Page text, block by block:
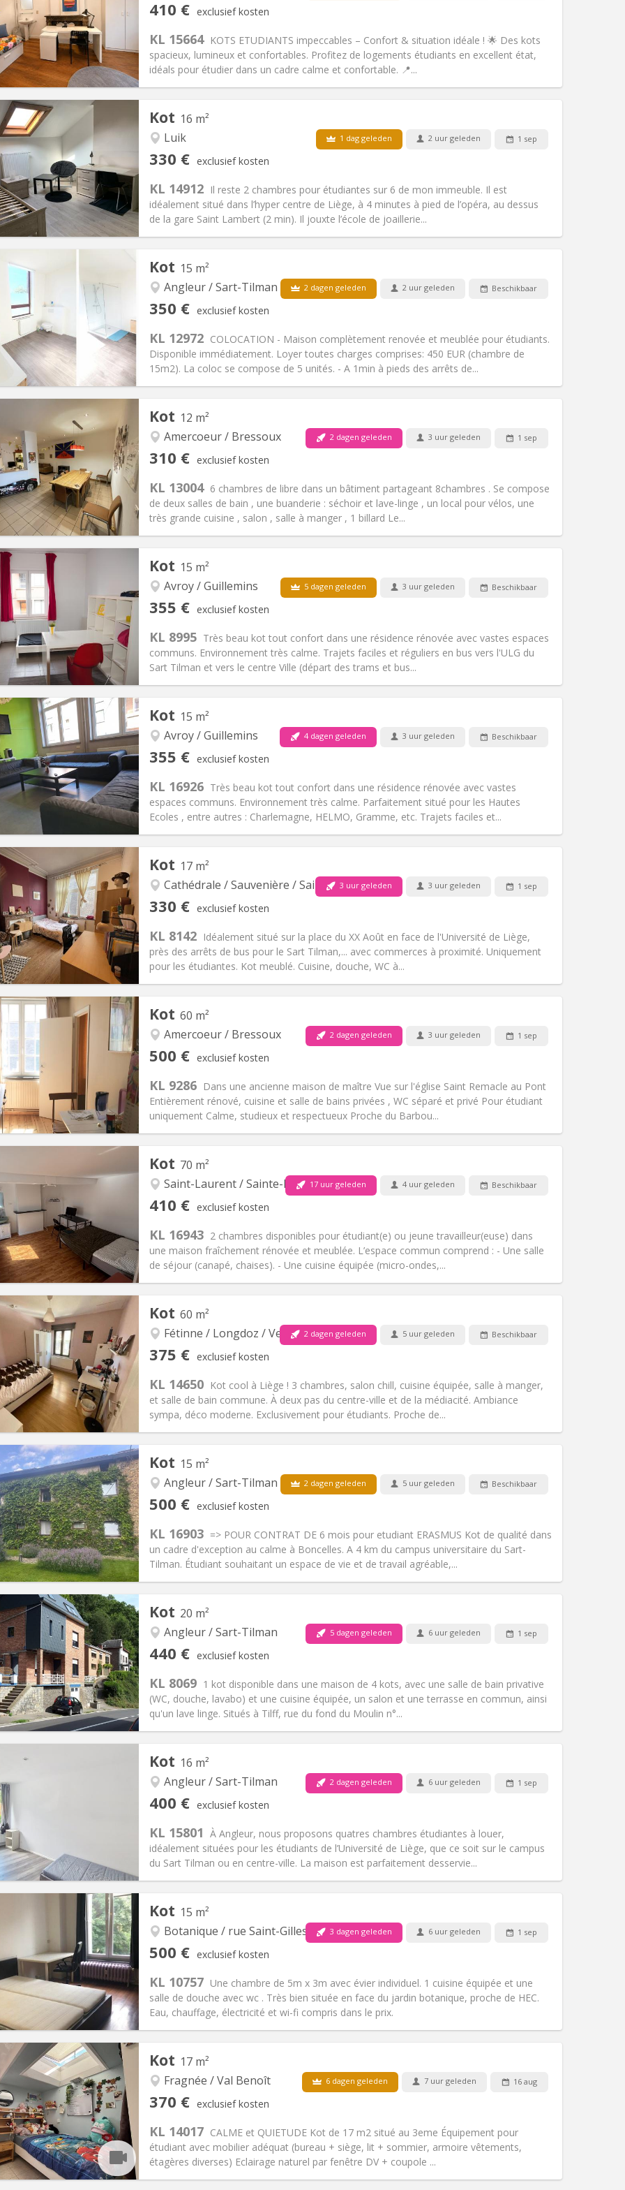
Informatie
410 € exclusief kosten
KL 15664 KOTS ETUDIANTS impeccables – Confort & situation idéale ! 🌟 Des kots
spacieux, lumineux et confortables. Profitez de logements étudiants en excellent état,
idéals pour étudier dans un cadre calme et confortable. 📍...
Informatie
€
130 €
maanden
Nee
Keuken:
Oppervlakte:
Sfeer:Ernstig
Toegang voor PBM:Nee
Kot 16 m²
Luik
330 € exclusief kosten
1 dag geleden 2 uur geleden 1 sep
KL 14912 Il reste 2 chambres pour étudiantes sur 6 de mon immeuble. Il est
idéalement situé dans l’hyper centre de Liège, à 4 minutes à pied de l’opéra, au dessus
de la gare Saint Lambert (2 min). Il jouxte l’école de joaillerie...
Informatie
€
150 €
maanden
Badkamer:
Keuken: Gemeenschappelijk
Oppervlakte:
Sfeer:
Toegang voor PBM:Nee
Kot 15 m²
Angleur / Sart-Tilman
350 € exclusief kosten
2 dagen geleden 2 uur geleden Beschikbaar
KL 12972 COLOCATION - Maison complètement renovée et meublée pour étudiants.
Disponible immédiatement. Loyer toutes charges comprises: 450 EUR (chambre de
15m2). La coloc se compose de 5 unités. - A 1min à pieds des arrêts de...
Informatie
€
100 €
maanden, 11 maanden, 10
5-6 maanden,
Met voorwaarden
Inrichting
Keuken:Gemeenschappelijk
Private kamers:1
Andere
Toegang voor PBM:
Roker:Rookvrij
Kot 12 m²
Amercoeur / Bressoux
310 € exclusief kosten
2 dagen geleden 3 uur geleden 1 sep
KL 13004 6 chambres de libre dans un bâtiment partageant 8chambres . Se compose
de deux salles de bain , une buanderie : séchoir et lave-linge , un local pour vélos, une
très grande cuisine , salon , salle à manger , 1 billard Le...
Informatie
€
90 €
maanden
Nee
Badkamer: Gemeenschappelijk
Keuken:Gemeenschappelijk
Oppervlakte:
Sfeer:
Toegang voor PBM:Nee
Kot 15 m²
Avroy / Guillemins
355 € exclusief kosten
5 dagen geleden 3 uur geleden Beschikbaar
KL 8995 Très beau kot tout confort dans une résidence rénovée avec vastes espaces
communs. Environnement très calme. Trajets faciles et réguliers en bus vers l'ULG du
Sart Tilman et vers le centre Ville (départ des trams et bus...
Informatie
€
65 €
maanden
Met voorwaarden
Inrichting
Badkamer:Gemeenschappelijk
Keuken: Gemeenschappelijk
Oppervlakte:15 m2
Private kamers:
Andere
gemeenschappelijk, rustig
Toegang voor PBM:Nee
Kot 15 m²
Avroy / Guillemins
355 € exclusief kosten
4 dagen geleden 3 uur geleden Beschikbaar
KL 16926 Très beau kot tout confort dans une résidence rénovée avec vastes
espaces communs. Environnement très calme. Parfaitement situé pour les Hautes
Ecoles , entre autres : Charlemagne, HELMO, Gramme, etc. Trajets faciles et...
Informatie
€
65 €
maanden
Met voorwaarden
Keuken:Gemeenschappelijk
Oppervlakte:
Sfeer:Hartelijk, rustig, ernstig
Toegang voor PBM:Nee
Kot 17 m²
Cathédrale / Sauvenière / Saint-Denis
330 € exclusief kosten
3 uur geleden 3 uur geleden 1 sep
KL 8142 Idéalement situé sur la place du XX Août en face de l'Université de Liège,
près des arrêts de bus pour le Sart Tilman,... avec commerces à proximité. Uniquement
pour les étudiantes. Kot meublé. Cuisine, douche, WC à...
Informatie
45 €
maanden
Nee
Gemeenschappelijk
Keuken:Gemeenschappelijk
Oppervlakte:
Sfeer:Ernstig
Toegang voor PBM:Nee
Kot 60 m²
Amercoeur / Bressoux
500 € exclusief kosten
2 dagen geleden 3 uur geleden 1 sep
KL 9286 Dans une ancienne maison de maître Vue sur l'église Saint Remacle au Pont
Entièrement rénové, cuisine et salle de bains privées , WC séparé et privé Pour étudiant
uniquement Calme, studieux et respectueux Proche du Barbou...
Informatie
€
50 € Keuken: Privé (aparte kamer)
Oppervlakte:
Sfeer:
Toegang voor PBM:Nee
Kot 70 m²
Saint-Laurent / Sainte-Marguerite
410 € exclusief kosten
17 uur geleden 4 uur geleden Beschikbaar
KL 16943 2 chambres disponibles pour étudiant(e) ou jeune travailleur(euse) dans
une maison fraîchement rénovée et meublée. L’espace commun comprend : - Une salle
de séjour (canapé, chaises). - Une cuisine équipée (micro-ondes,...
Informatie
€
100 €
maanden, 10 maanden
Nee
Inrichting
Badkamer:Gemeenschappelijk
Gemeenschappelijk
Oppervlakte:70 m2
Private kamers:
Andere
hartelijk, ernstig
Toegang voor PBM:Nee
Kot 60 m²
Fétinne / Longdoz / Vennes
375 € exclusief kosten
2 dagen geleden 5 uur geleden Beschikbaar
KL 14650 Kot cool à Liège ! 3 chambres, salon chill, cuisine équipée, salle à manger,
et salle de bain commune. À deux pas du centre-ville et de la médiacité. Ambiance
sympa, déco moderne. Exclusivement pour étudiants. Proche de...
Informatie
€
75 €
maanden
Nee
Badkamer: Gemeenschappelijk
Keuken: Gemeenschappelijk
Oppervlakte:
Sfeer:
Toegang voor PBM:Nee
Kot 15 m²
Angleur / Sart-Tilman
500 € exclusief kosten
2 dagen geleden 5 uur geleden Beschikbaar
KL 16903 => POUR CONTRAT DE 6 mois pour etudiant ERASMUS Kot de qualité dans
un cadre d'exception au calme à Boncelles. A 4 km du campus universitaire du Sart-
Tilman. Étudiant souhaitant un espace de vie et de travail agréable,...
Informatie
€
100 €
maanden
Met voorwaarden
Badkamer:
Keuken: Gemeenschappelijk
Oppervlakte:
Sfeer:Hartelijk, rustig, ernstig
Toegang voor PBM:Nee
Kot 20 m²
Angleur / Sart-Tilman
440 € exclusief kosten
5 dagen geleden 6 uur geleden 1 sep
KL 8069 1 kot disponible dans une maison de 4 kots, avec une salle de bain privative
(WC, douche, lavabo) et une cuisine équipée, un salon et une terrasse en commun, ainsi
qu'un lave linge. Situés à Tilff, rue du fond du Moulin n°...
Informatie
€
0 €
maanden
Inrichting
Badkamer:Privaat
Keuken:
Oppervlakte:20 m2
Private kamers:
Andere
gemeenschappelijk
Toegang voor PBM:Nee
Kot 16 m²
Angleur / Sart-Tilman
400 € exclusief kosten
2 dagen geleden 6 uur geleden 1 sep
KL 15801 À Angleur, nous proposons quatres chambres étudiantes à louer,
idéalement situées pour les étudiants de l’Université de Liège, que ce soit sur le campus
du Sart Tilman ou en centre-ville. La maison est parfaitement desservie...
Informatie
€
Met voorwaarden
Inrichting
Badkamer:Gemeenschappelijk
Gemeenschappelijk
Oppervlakte: 16 m 2
Private kamers:
Andere
gemeenschappelijk
Toegang voor PBM:Nee
Kot 15 m²
Botanique / rue Saint-Gilles / Jonfosse
500 € exclusief kosten
3 dagen geleden 6 uur geleden 1 sep
KL 10757 Une chambre de 5m x 3m avec évier individuel. 1 cuisine équipée et une
salle de douche avec wc . Très bien située en face du jardin botanique, proche de HEC.
Eau, chauffage, électricité et wi-fi compris dans le prix.
Informatie
€
50 €
maanden, 5-6 maanden, 3-4
Toegelaten
Inrichting
Badkamer:Gemeenschappelijk
Keuken:
Oppervlakte:15 m2
Private kamers:
Andere
Toegang voor PBM:
Roker: Rookvrij
Kot 17 m²
Fragnée / Val Benoît
370 € exclusief kosten
6 dagen geleden 7 uur geleden 16 aug
KL 14017 CALME et QUIETUDE Kot de 17 m2 situé au 3eme Équipement pour
étudiant avec mobilier adéquat (bureau + siège, lit + sommier, armoire vêtements,
étagères diverses) Eclairage naturel par fenêtre DV + coupole ...